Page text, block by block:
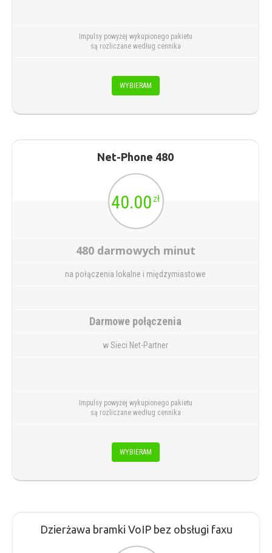
Impulsy powyżej wykupionego pakietu
są rozliczane według cennika
WYBIERAM
Net-Phone 480
40.00 zł
480 darmowych minut
na połączenia lokalne i międzymiastowe
Darmowe połączenia
w Sieci Net-Partner
Impulsy powyżej wykupionego pakietu
są rozliczane według cennika
WYBIERAM
Dzierżawa bramki VoIP bez obsługi faxu